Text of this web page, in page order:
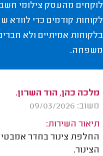
לוקחים מהעסק צילומי
לקוחות קודמים כדי לוודא
בלקוחות אמיתיים ולא
משפחה.
מלכה כהן, הוד השרון.
משוב: 09/03/2026
תיאור השירות:
החלפת צינור בחדר
הצינור.